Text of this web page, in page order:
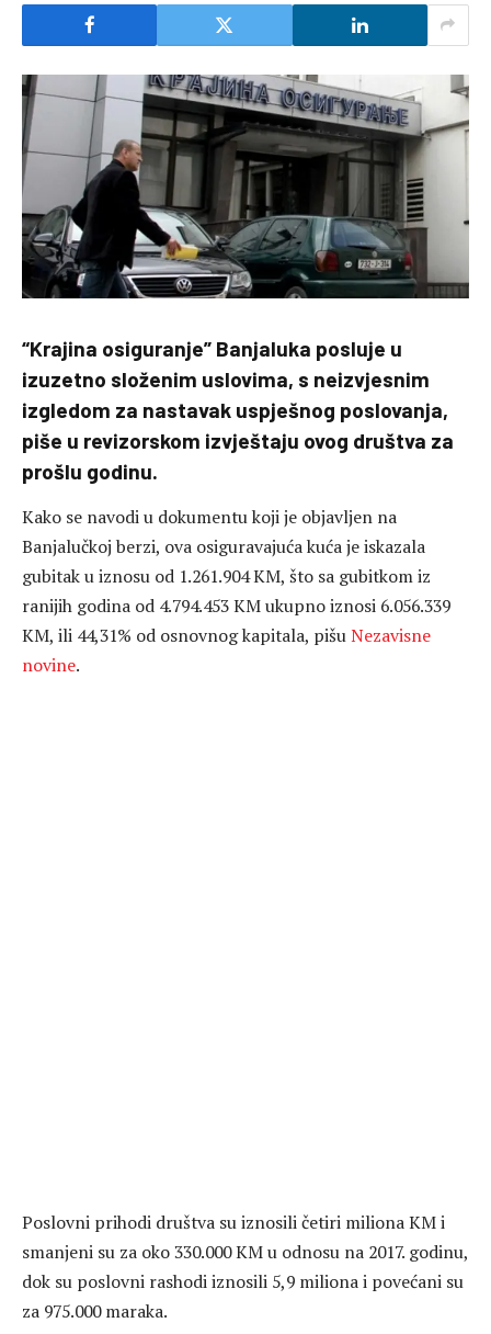
“Krajina osiguranje” Banjaluka posluje u
izuzetno složenim uslovima, s neizvjesnim
izgledom za nastavak uspješnog poslovanja,
piše u revizorskom izvještaju ovog društva za
prošlu godinu.
Kako se navodi u dokumentu koji je objavljen na
Banjalučkoj berzi, ova osiguravajuća kuća je iskazala
gubitak u iznosu od 1.261.904 KM, što sa gubitkom iz
ranijih godina od 4.794.453 KM ukupno iznosi 6.056.339
KM, ili 44,31% od osnovnog kapitala, pišuNezavisne
novine.
Poslovni prihodi društva su iznosili četiri miliona KM i
smanjeni su za oko 330.000 KM u odnosu na 2017. godinu,
dok su poslovni rashodi iznosili 5,9 miliona i povećani su
za 975.000 maraka.